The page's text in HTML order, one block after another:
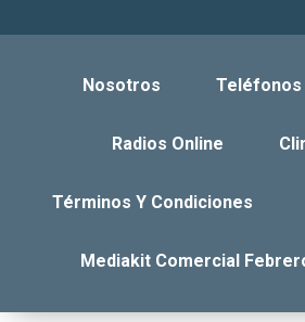
Nosotros Teléfonos
Radios Online
Términos Y Condiciones
Mediakit Comercial